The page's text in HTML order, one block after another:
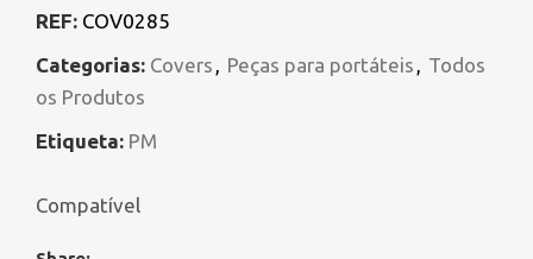
REF: COV0285
Categorias: Covers , Peças para portáteis , Todos
os Produtos
Etiqueta: PM
Compatível